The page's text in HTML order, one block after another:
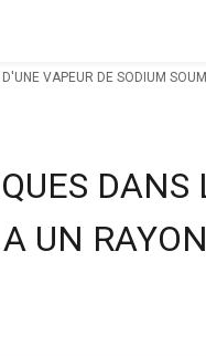
VAPEUR DE SODIUM
UN